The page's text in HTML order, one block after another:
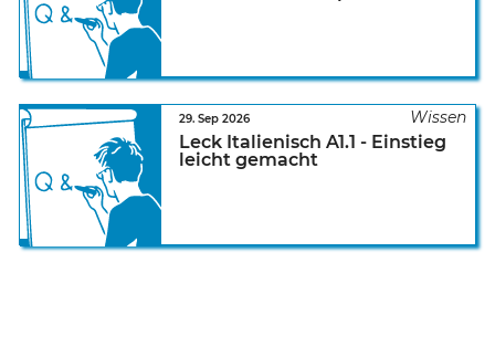
Leck Italienisch A1.1 - Einstieg
leicht gemacht
29. Sep 2026